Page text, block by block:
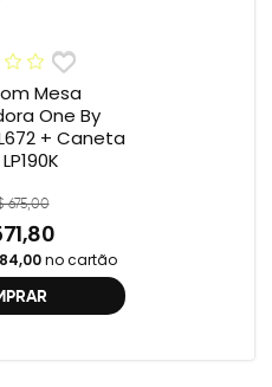
Mesa
One By
+ Caneta
675,00
no cartão